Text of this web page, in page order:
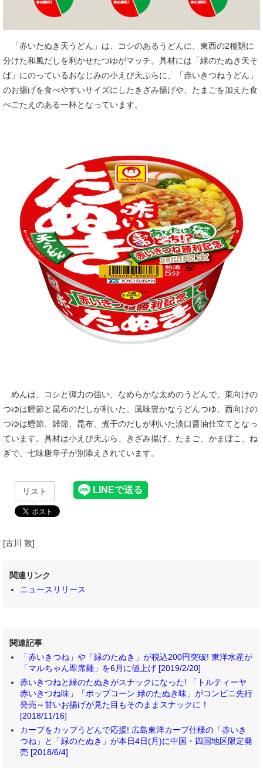
「赤いたぬき天うどん」は、コシのあるうどんに、東西の2種類に
分けた和風だしを利かせたつゆがマッチ。具材には「緑のたぬき天そ
ば」にのっているおなじみの小えび天ぷらに、「赤いきつねうどん」
のお揚げを食べやすいサイズにしたきざみ揚げや、たまごを加えた食
べごたえのある一杯となっています。
めんは、コシと弾力の強い、なめらかな太めのうどんで、東向けの
つゆは鰹節と昆布のだしが利いた、風味豊かなうどんつゆ、西向けの
つゆは鰹節、雑節、昆布、煮干のだしが利いた淡口醤油仕立てとなっ
ています。具材は小えび天ぷら、きざみ揚げ、たまご、かまぼこ、ね
ぎで、七味唐辛子が別添えされています。
リスト
[古川 敦]
関連リンク
ニュースリリース
関連記事
「赤いきつね」や「緑のたぬき」が税込200円突破! 東洋水産が
「マルちゃん即席麺」を6月に値上げ [2019/2/20]
赤いきつねと緑のたぬきがスナックになった! 「トルティーヤ
赤いきつね味」「ポップコーン 緑のたぬき味」がコンビニ先行
発売～甘いお揚げが見た目もそのままスナックに！
[2018/11/16]
カープをカップうどんで応援! 広島東洋カープ仕様の「赤いき
つね」と「緑のたぬき」が本日4日(月)に中国・四国地区限定発
売 [2018/6/4]